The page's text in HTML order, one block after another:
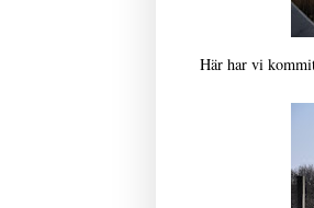
Här har vi